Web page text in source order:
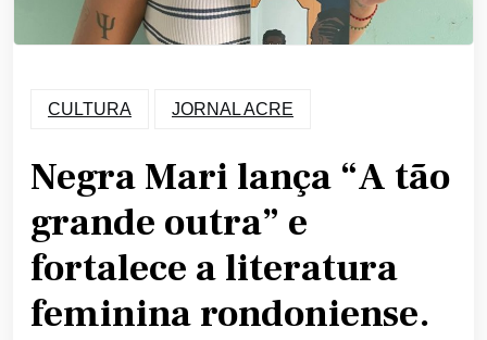
CULTURA JORNAL ACRE
Negra Mari lança “A tão
grande outra” e
fortalece a literatura
feminina rondoniense.